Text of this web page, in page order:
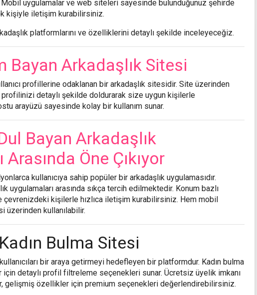
Mobil uygulamalar ve web siteleri sayesinde bulunduğunuz şehirde
kişiyle iletişim kurabilirsiniz.
platformlarını ve özelliklerini detaylı şekilde inceleyeceğiz.
Bayan Arkadaşlık Sitesi
profillerine odaklanan bir arkadaşlık sitesidir. Site üzerinden
detaylı şekilde doldurarak size uygun kişilerle
arayüzü sayesinde kolay bir kullanım sunar.
Bayan Arkadaşlık
Öne Çıkıyor
kullanıcıya sahip popüler bir arkadaşlık uygulamasıdır.
uygulamaları arasında sıkça tercih edilmektedir. Konum bazlı
kişilerle hızlıca iletişim kurabilirsiniz. Hem mobil
üzerinden kullanılabilir.
Bulma Sitesi
bir araya getirmeyi hedefleyen bir platformdur. Kadın bulma
için detaylı profil filtreleme seçenekleri sunar. Ücretsiz üyelik imkanı
gelişmiş özellikler için premium seçenekleri değerlendirebilirsiniz.